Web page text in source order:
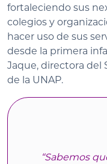
fortaleciendo sus
colegios y
hacer uso de sus
desde la primera
Jaque, directora del
de la UNAP.
“Sabemos